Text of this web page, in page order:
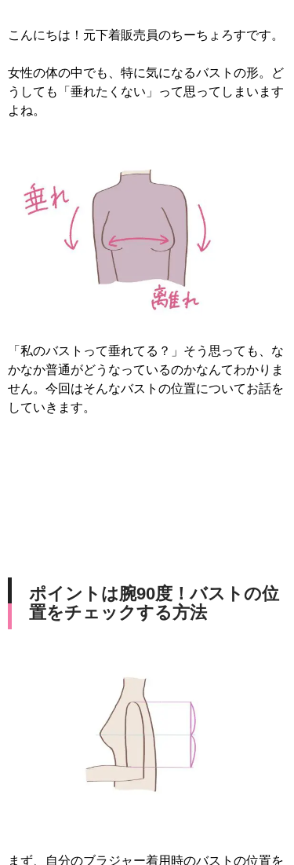
こんにちは！元下着販売員のちーちょろすです。
女性の体の中でも、特に気になるバストの形。ど
うしても「垂れたくない」って思ってしまいます
よね。
「私のバストって垂れてる？」そう思っても、な
かなか普通がどうなっているのかなんてわかりま
せん。今回はそんなバストの位置についてお話を
していきます。
ポイントは腕90度！バストの位
置をチェックする方法
まず、自分のブラジャー着用時のバストの位置を